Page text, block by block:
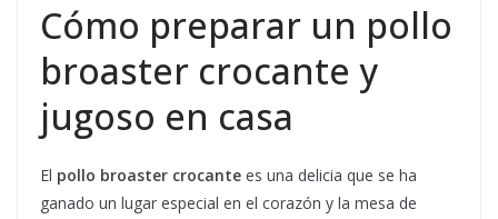
Cómo preparar un pollo
broaster crocante y
jugoso en casa
El pollo broaster crocante es una delicia que se ha
ganado un lugar especial en el corazón y la mesa de